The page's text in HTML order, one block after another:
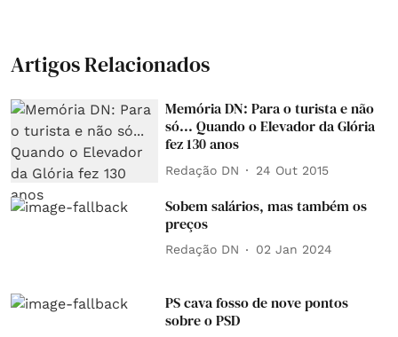
Artigos Relacionados
Memória DN: Para o turista e não
só... Quando o Elevador da Glória
fez 130 anos
Redação DN 24 Out 2015
Sobem salários, mas também os
preços
Redação DN 02 Jan 2024
PS cava fosso de nove pontos
sobre o PSD